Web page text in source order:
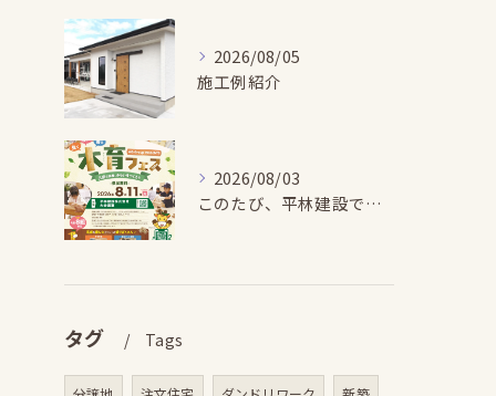
2026/08/05
施工例紹介
2026/08/03
このたび、平林建設では、お子さまが木とふれあい・木について学...
タグ Tags